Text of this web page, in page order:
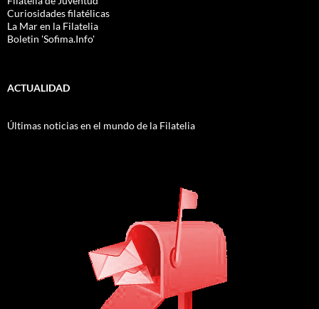
Curiosidades filatélicas
La Mar en la Filatelia
Boletin 'Sofima.Info'
ACTUALIDAD
Últimas noticias en el mundo de la Filatelia